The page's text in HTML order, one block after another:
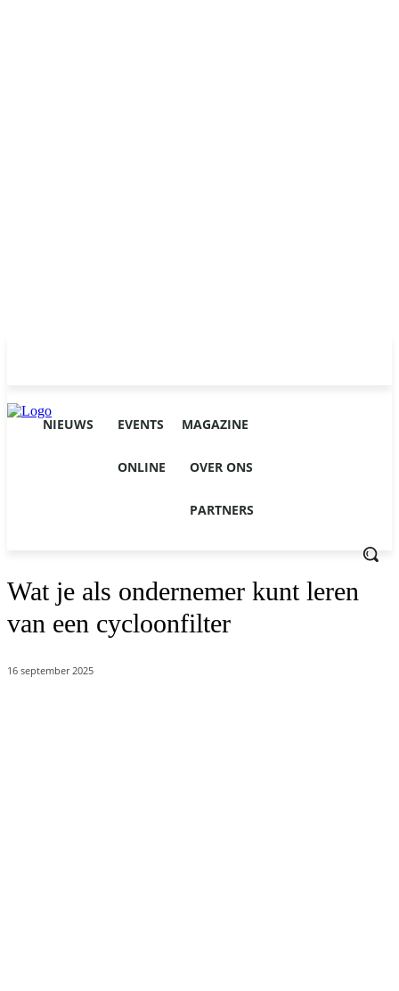
NIEUWS EVENTS MAGAZINE
ONLINE OVER ONS
PARTNERS
Wat je als ondernemer kunt leren
van een cycloonfilter
16 september 2025